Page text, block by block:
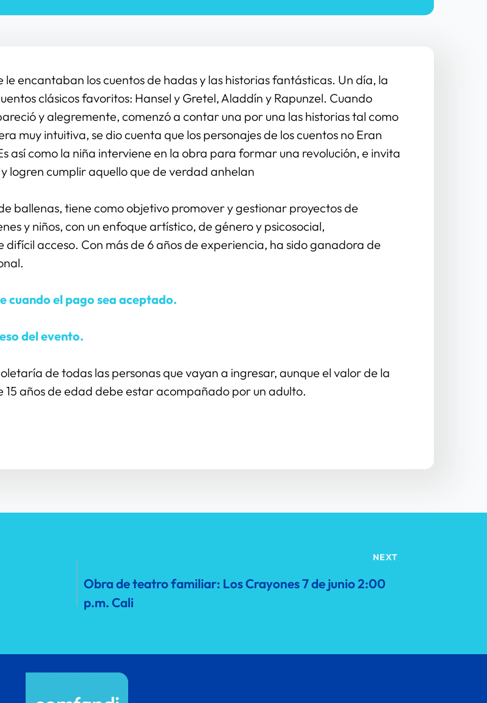
encantaban los cuentos de hadas y las historias fantásticas. Un día, la
clásicos favoritos: Hansel y Gretel, Aladdín y Rapunzel. Cuando
y alegremente, comenzó a contar una por una las historias tal como
muy intuitiva, se dio cuenta que los personajes de los cuentos no Eran
así como la niña interviene en la obra para formar una revolución, e invita
logren cumplir aquello que de verdad anhelan
ballenas, tiene como objetivo promover y gestionar proyectos de
y niños, con un enfoque artístico, de género y psicosocial,
acceso. Con más de 6 años de experiencia, ha sido ganadora de
cuando el pago sea aceptado.
del evento.
de todas las personas que vayan a ingresar, aunque el valor de la
15 años de edad debe estar acompañado por un adulto.
NEXT
Obra de teatro familiar: Los Crayones 7 de junio 2:00
p.m. Cali